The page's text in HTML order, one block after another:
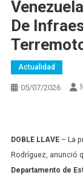
De
Actualidad
05/07/2026
DOBLE LLAVE – La
Rodríguez, anunció
Departamento de